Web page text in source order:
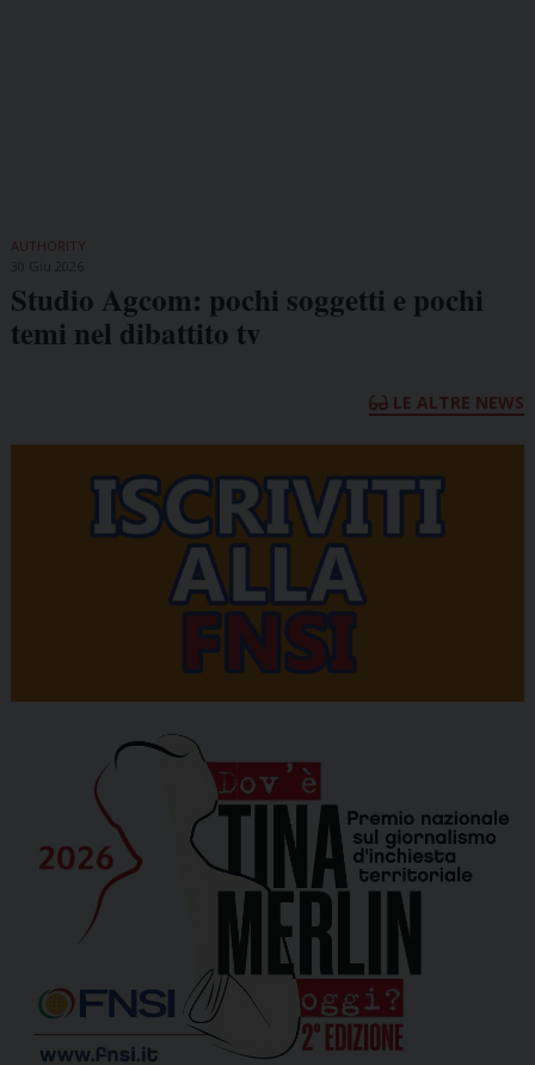
AUTHORITY
Studio Agcom: pochi soggetti e pochi
temi nel dibattito tv
LE ALTRE NEWS